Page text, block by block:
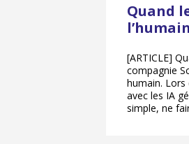
Quand
[ARTICLE]
compagnie
humain. Lors
avec les IA
simple, ne